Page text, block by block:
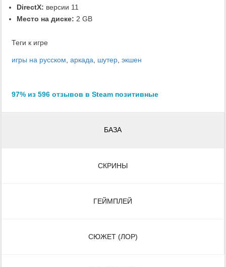
DirectX: версии 11
Место на диске: 2 GB
Теги к игре
игры на русском аркада шутер экшен
97% из 596 отзывов в Steam позитивные
БАЗА
СКРИНЫ
ГЕЙМПЛЕЙ
СЮЖЕТ (ЛОР)